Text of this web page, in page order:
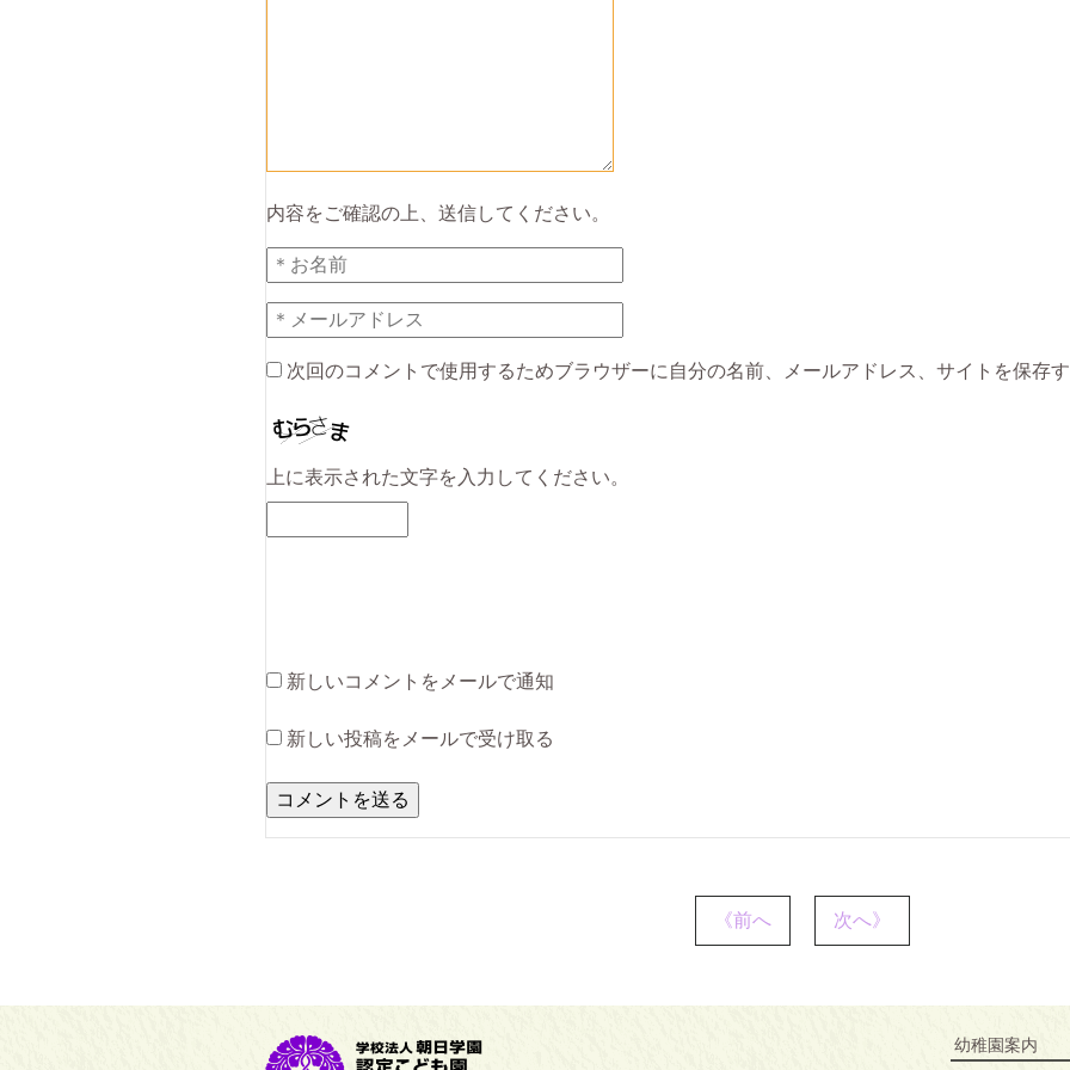
内容をご確認の上、送信してください。
次回のコメントで使用するためブラウザーに自分の名前、メールアドレス、サイトを保存
上に表示された文字を入力してください。
新しいコメントをメールで通知
新しい投稿をメールで受け取る
《前へ 次へ》
幼稚園案内